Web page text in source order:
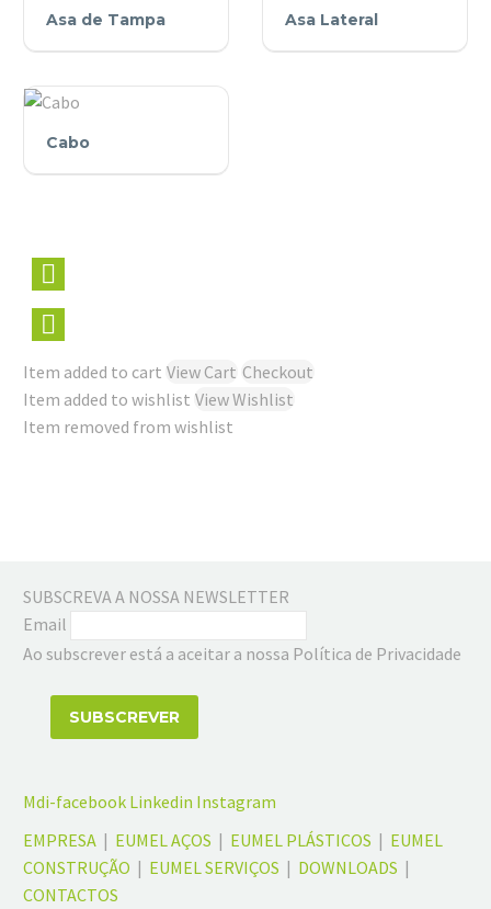
Asa de Tampa Asa Lateral
Cabo
Item added to cart View Cart Checkout
Item added to wishlist View Wishlist
Item removed from wishlist
SUBSCREVA A NOSSA NEWSLETTER
Email
Ao subscrever está a aceitar a nossa Política de Privacidade
Mdi-facebook Linkedin Instagram
EMPRESA | EUMEL AÇOS | EUMEL PLÁSTICOS | EUMEL
CONSTRUÇÃO | EUMEL SERVIÇOS | DOWNLOADS |
CONTACTOS